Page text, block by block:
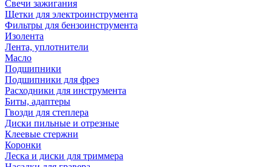
Свечи зажигания
Щетки для электроинструмента
Фильтры для бензоинструмента
Изолента
Лента, уплотнители
Масло
Подшипники
Подшипники для фрез
Расходники для инструмента
Биты, адаптеры
Гвозди для степлера
Диски пильные и отрезные
Клеевые стержни
Коронки
Леска и диски для триммера